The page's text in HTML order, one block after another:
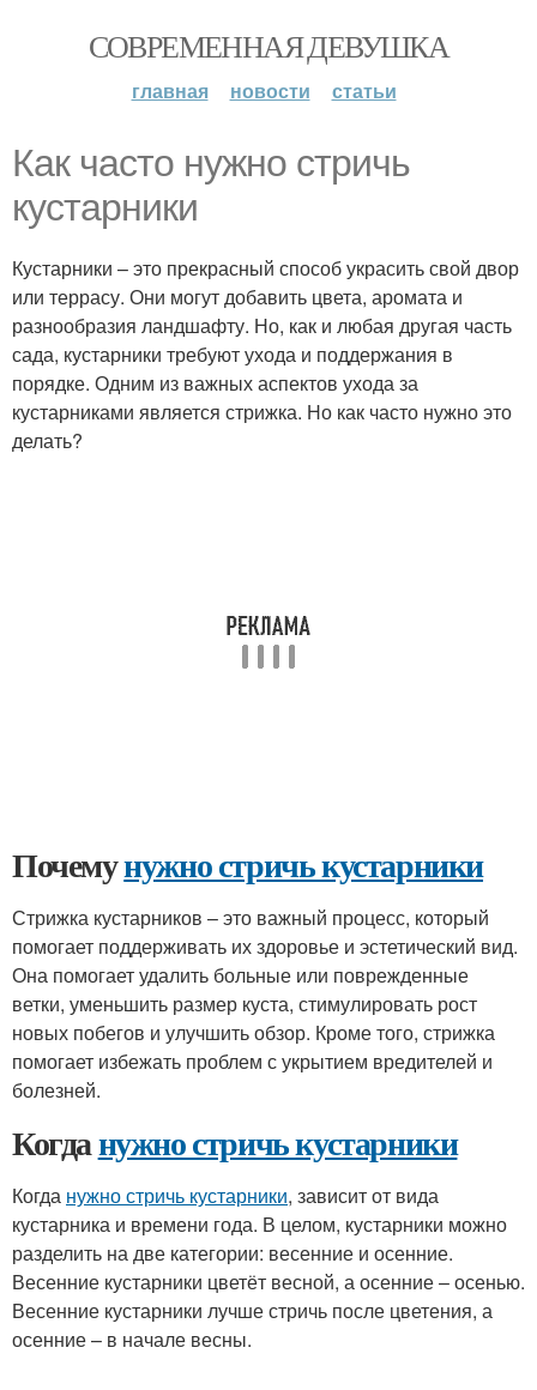
СОВРЕМЕННАЯ ДЕВУШКА
главная новости статьи
Как часто нужно стричь
кустарники
Кустарники – это прекрасный способ украсить свой двор
или террасу. Они могут добавить цвета, аромата и
разнообразия ландшафту. Но, как и любая другая часть
сада, кустарники требуют ухода и поддержания в
порядке. Одним из важных аспектов ухода за
кустарниками является стрижка. Но как часто нужно это
делать?
Почемунужно стричь кустарники
Стрижка кустарников – это важный процесс, который
помогает поддерживать их здоровье и эстетический вид.
Она помогает удалить больные или поврежденные
ветки, уменьшить размер куста, стимулировать рост
новых побегов и улучшить обзор. Кроме того, стрижка
помогает избежать проблем с укрытием вредителей и
болезней.
Когданужно стричь кустарники
Когда нужно стричь кустарники, зависит от вида
кустарника и времени года. В целом, кустарники можно
разделить на две категории: весенние и осенние.
Весенние кустарники цветёт весной, а осенние – осенью.
Весенние кустарники лучше стричь после цветения, а
осенние – в начале весны.